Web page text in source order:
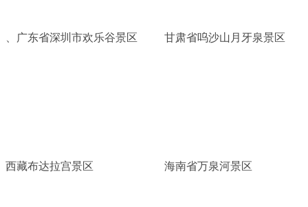
、广东省深圳市欢乐谷景区 甘肃省呜沙山月牙泉景区
西藏布达拉宫景区 海南省万泉河景区